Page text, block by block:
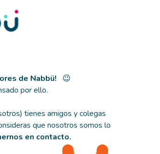
de Nabbü! 😉
por ello.
tienes amigos y colegas
que nosotros somos lo
en contacto.